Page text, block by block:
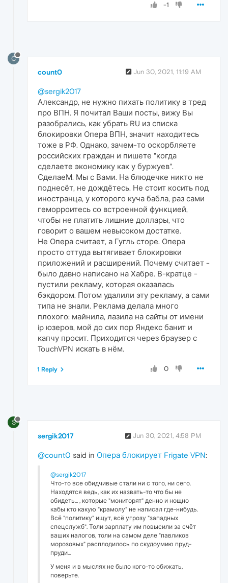
-1
C
count0 Jun 30, 2021, 11:19 AM
@sergik2017
Александр, не нужно пихать политику в тред
про ВПН. Я почитал Ваши посты, вижу Вы
разобрались, как убрать RU из списка
блокировки Опера ВПН, значит находитесь
тоже в РФ. Однако, зачем-то оскорбляете
российских граждан и пишете "когда
сделаете экономику как у буржуев".
СделаеМ. Мы с Вами. На блюдечке никто не
поднесёт, не дождётесь. Не стоит косить под
иностранца, у которого куча бабла, раз сами
геморроитесь со встроенной функцией,
чтобы не платить лишние доллары, что
говорит о вашем невысоком достатке.
Не Опера считает, а Гугль сторе. Опера
просто оттуда вытягивает блокировки
приложений и расширений. Почему считает -
было давно написано на Хабре. В-кратце -
пустили рекламу, которая оказалась
бэкдором. Потом удалили эту рекламу, а сами
типа не знали. Реклама делала много
плохого: майнила, лазила на сайты от имени
ip юзеров, мой до сих пор Яндекс банит и
капчу просит. Приходится через браузер с
TouchVPN искать в нём.
0
1 Reply
S
sergik2017 Jun 30, 2021, 4:58 PM
@count0 said in Опера блокирует Frigate VPN:
@sergik2017
Что-то все обидчивые стали ни с того, ни сего.
Находятся ведь, как их назвать-то что бы не
обидеть... , которые "мониторят" денно и нощно
кабы кто какую "крамолу" не написал где-нибудь.
Всё "политику" ищут, всё угрозу "западных
спецслужб". Толи зарплату им повысили за счёт
ваших налогов, толи на самом деле "павликов
морозовых" расплодилось по скудоумию пруд-
пруди...
У меня и в мыслях не было кого-то обижать,
поверьте.